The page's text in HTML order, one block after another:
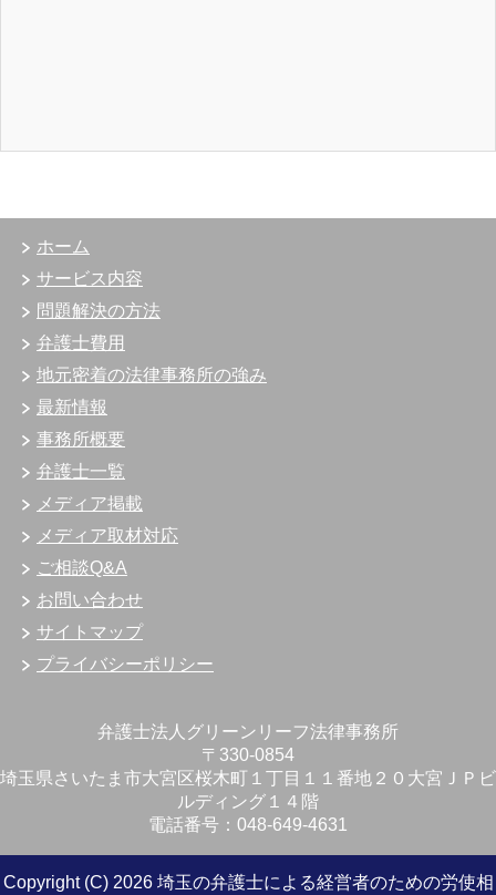
ホーム
サービス内容
問題解決の方法
弁護士費用
地元密着の法律事務所の強み
最新情報
事務所概要
弁護士一覧
メディア掲載
メディア取材対応
ご相談Q&A
お問い合わせ
サイトマップ
プライバシーポリシー
弁護士法人グリーンリーフ法律事務所
〒330-0854
埼玉県さいたま市大宮区桜木町１丁目１１番地２０大宮ＪＰビ
ルディング１４階
電話番号：048-649-4631
Copyright (C) 2026 埼玉の弁護士による経営者のための労使相